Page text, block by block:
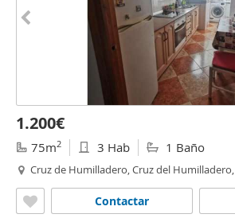
1.200€
75m2 3 Hab 1 Baño
Cruz de Humilladero, Cruz del Humilladero,
Contactar